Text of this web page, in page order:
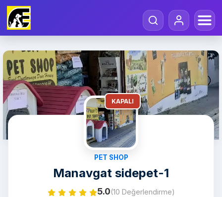
KAPALI
PET SHOP
Manavgat sidepet-1
5.0(10 Değerlendirme)